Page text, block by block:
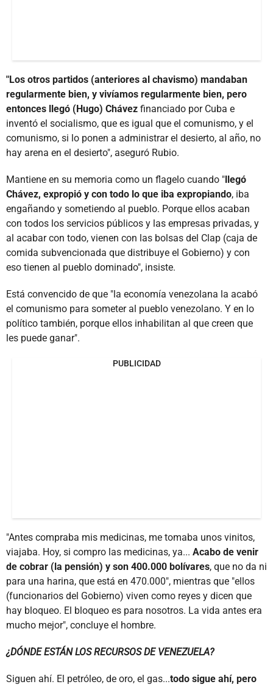
"Los otros partidos (anteriores al chavismo) mandaban
regularmente bien, y vivíamos regularmente bien, pero
entonces llegó (Hugo) Chávez financiado por Cuba e
inventó el socialismo, que es igual que el comunismo, y el
comunismo, si lo ponen a administrar el desierto, al año, no
hay arena en el desierto", aseguró Rubio.
Mantiene en su memoria como un flagelo cuando "llegó
Chávez, expropió y con todo lo que iba expropiando, iba
engañando y sometiendo al pueblo. Porque ellos acaban
con todos los servicios públicos y las empresas privadas, y
al acabar con todo, vienen con las bolsas del Clap (caja de
comida subvencionada que distribuye el Gobierno) y con
eso tienen al pueblo dominado", insiste.
Está convencido de que "la economía venezolana la acabó
el comunismo para someter al pueblo venezolano. Y en lo
político también, porque ellos inhabilitan al que creen que
les puede ganar".
PUBLICIDAD
"Antes compraba mis medicinas, me tomaba unos vinitos,
viajaba. Hoy, si compro las medicinas, ya... Acabo de venir
de cobrar (la pensión) y son 400.000 bolívares, que no da ni
para una harina, que está en 470.000", mientras que "ellos
(funcionarios del Gobierno) viven como reyes y dicen que
hay bloqueo. El bloqueo es para nosotros. La vida antes era
mucho mejor", concluye el hombre.
¿DÓNDE ESTÁN LOS RECURSOS DE VENEZUELA?
Siguen ahí. El petróleo, de oro, el gas...todo sigue ahí, pero